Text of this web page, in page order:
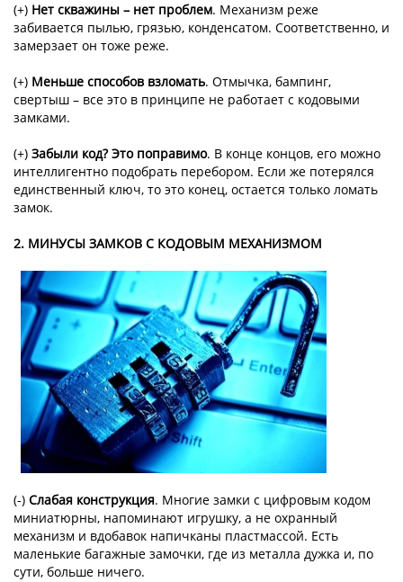
(+) Нет скважины – нет проблем. Механизм реже
забивается пылью, грязью, конденсатом. Соответственно, и
замерзает он тоже реже.
(+) Меньше способов взломать. Отмычка, бампинг,
свертыш – все это в принципе не работает с кодовыми
замками.
(+) Забыли код? Это поправимо. В конце концов, его можно
интеллигентно подобрать перебором. Если же потерялся
единственный ключ, то это конец, остается только ломать
замок.
2. МИНУСЫ ЗАМКОВ С КОДОВЫМ МЕХАНИЗМОМ
(-) Слабая конструкция. Многие замки с цифровым кодом
миниатюрны, напоминают игрушку, а не охранный
механизм и вдобавок напичканы пластмассой. Есть
маленькие багажные замочки, где из металла дужка и, по
сути, больше ничего.